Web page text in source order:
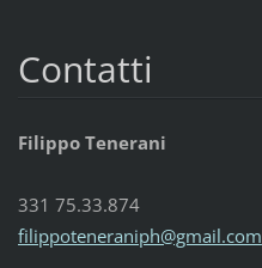
Contatti
Filippo Tenerani
331 75.33.874
filippoteneraniph@gmail.com